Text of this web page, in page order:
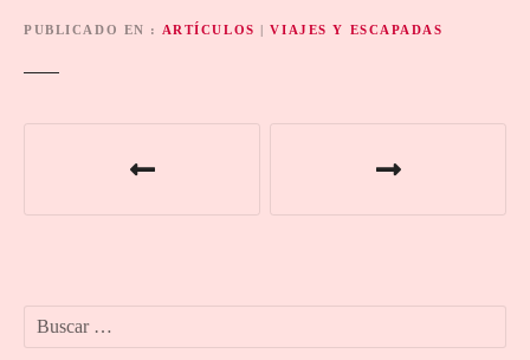
PUBLICADO EN ARTÍCULOS |VIAJES Y ESCAPADAS
g